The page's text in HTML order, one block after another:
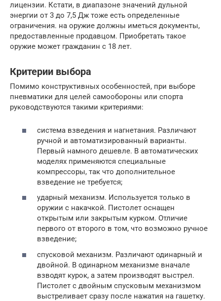
лицензии. Кстати, в диапазоне значений дульной
энергии от 3 до 7,5 Дж тоже есть определенные
ограничения. на оружие должны иметься документы,
предоставленные продавцом. Приобретать такое
оружие может гражданин с 18 лет.
Критерии выбора
Помимо конструктивных особенностей, при выборе
пневматики для целей самообороны или спорта
руководствуются такими критериями:
система взведения и нагнетания. Различают
ручной и автоматизированный варианты.
Первый намного дешевле. В автоматических
моделях применяются специальные
компрессоры, так что дополнительное
взведение не требуется;
ударный механизм. Используется только в
оружии с накачкой. Пистолет оснащен
открытым или закрытым курком. Отличие
первого от второго в том, что возможно ручное
взведение;
спусковой механизм. Различают одинарный и
двойной. В одинарном механизме вначале
взводят курок, а затем производят выстрел.
Пистолет с двойным спусковым механизмом
выстреливает сразу после нажатия на гашетку.